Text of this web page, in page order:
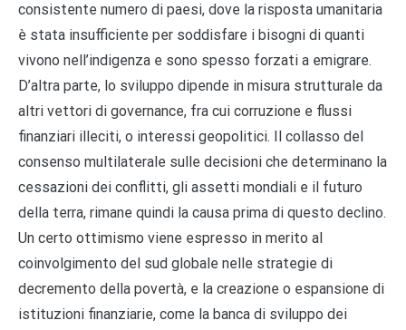
consistente numero di paesi, dove la risposta umanitaria
è stata insufficiente per soddisfare i bisogni di quanti
vivono nell’indigenza e sono spesso forzati a emigrare.
D’altra parte, lo sviluppo dipende in misura strutturale da
altri vettori di governance, fra cui corruzione e flussi
finanziari illeciti, o interessi geopolitici. Il collasso del
consenso multilaterale sulle decisioni che determinano la
cessazioni dei conflitti, gli assetti mondiali e il futuro
della terra, rimane quindi la causa prima di questo declino.
Un certo ottimismo viene espresso in merito al
coinvolgimento del sud globale nelle strategie di
decremento della povertà, e la creazione o espansione di
istituzioni finanziarie, come la banca di sviluppo dei